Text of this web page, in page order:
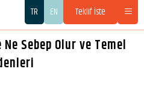
TR EN Teklif İste
Sebep Olur ve Temel